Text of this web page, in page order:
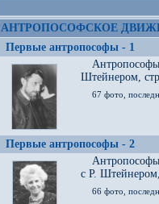
АНТРОПОСОФСКОЕ
Первые антропософы - 1
Штейнером,
67 фото,
Первые антропософы - 2
с Р.
66 фото,